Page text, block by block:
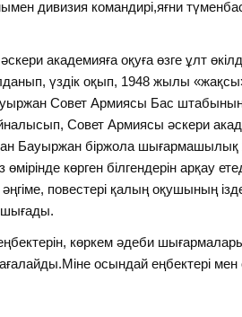
дивизия командирі,яғни
академияға оқуға өзге ұлт
үздік оқып, 1948 жылы
Совет Армиясы Бас
Совет Армиясы әскери
Бауыржан біржола
көрген білгендерін арқау
повестері қалың оқушының
көркем әдеби
осындай еңбектері мен